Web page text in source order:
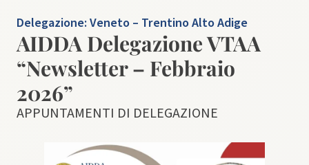
Delegazione:Veneto – Trentino Alto Adige
AIDDA Delegazione VTAA
“Newsletter – Febbraio
2026”
APPUNTAMENTI DI DELEGAZIONE